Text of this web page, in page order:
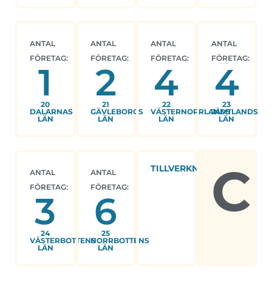
ANTAL
FÖRETAG:
1
20
DALARNAS
LÄN
ANTAL
FÖRETAG:
2
21
GÄVLEBORGS
LÄN
ANTAL
FÖRETAG:
4
22
VÄSTERNORRLANDS
LÄN
ANTAL
FÖRETAG:
4
23
JÄMTLANDS
LÄN
ANTAL
FÖRETAG:
3
24
VÄSTERBOTTENS
LÄN
ANTAL
FÖRETAG:
6
25
NORRBOTTENS
LÄN
TILLVERKNING C